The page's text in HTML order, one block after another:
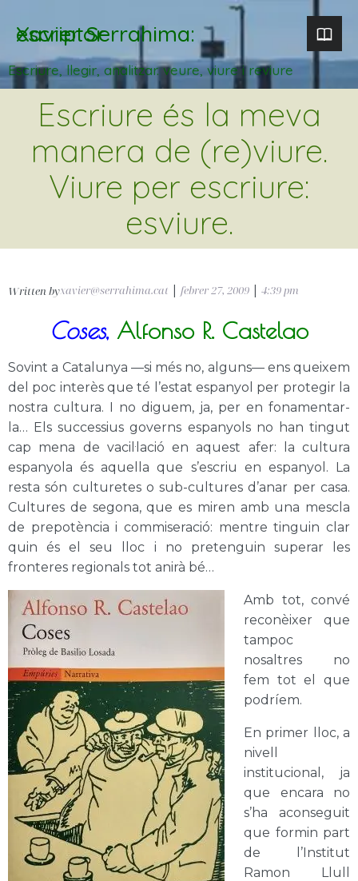
Xavier Serrahima: escriptor
Escriure, llegir, analitzar. veure, viure i reviure
Escriure és la meva
manera de (re)viure.
Viure per escriure:
esviure.
Written byxavier@serrahima.cat febrer 27, 2009 4:39 pm
Coses, Alfonso R. Castelao
Sovint a Catalunya —si més no, alguns— ens queixem
del poc interès que té l’estat espanyol per protegir la
nostra cultura. I no diguem, ja, per en fonamentar-
la… Els successius governs espanyols no han tingut
cap mena de vacil·lació en aquest afer: la cultura
espanyola és aquella que s’escriu en espanyol. La
resta són culturetes o sub-cultures d’anar per casa.
Cultures de segona, que es miren amb una mescla
de prepotència i commiseració: mentre tinguin clar
quin és el seu lloc i no pretenguin superar les
fronteres regionals tot anirà bé…
Amb tot, convé
reconèixer que
tampoc
nosaltres no
fem tot el que
podríem.
En primer lloc, a
nivell
institucional, ja
que encara no
s’ha aconseguit
que formin part
de l’Institut
Ramon Llull